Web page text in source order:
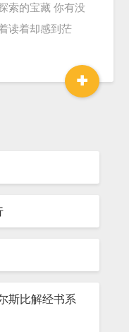
索的宝藏 你有没
读着却感到茫
+
斯比解经书系